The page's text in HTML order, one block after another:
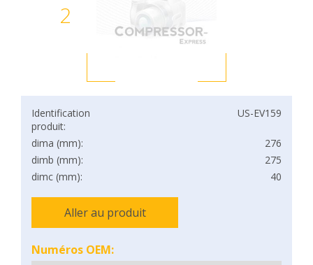
2
Identification
produit:
US-EV159
dima (mm):
276
dimb (mm):
275
dimc (mm):
40
Aller au produit
Numéros OEM: